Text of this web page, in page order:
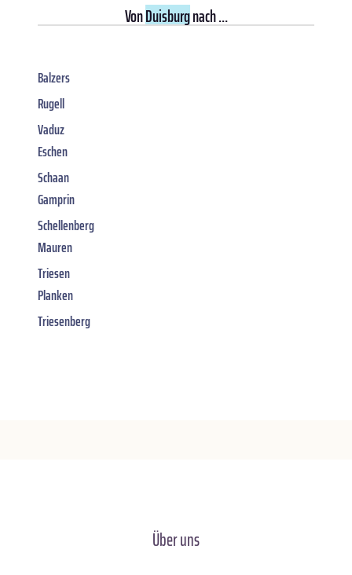
VonDuisburgnach ...
Balzers
Rugell
Vaduz
Eschen
Schaan
Gamprin
Schellenberg
Mauren
Triesen
Planken
Triesenberg
Über uns